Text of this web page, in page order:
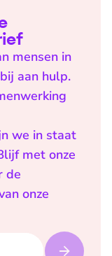
mensen in
aan hulp.
we in staat
met onze
de
onze